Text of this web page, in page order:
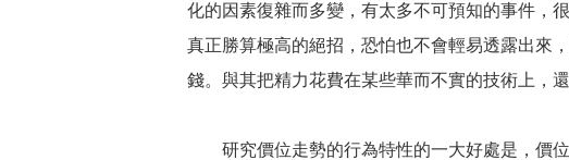
化的因素復雜而多變，有太多不可預知的事件，
真正勝算極高的絕招，恐怕也不會輕易透露出
錢。與其把精力花費在某些華而不實的技術上，
研究價位走勢的行為特性的一大好處是，價位